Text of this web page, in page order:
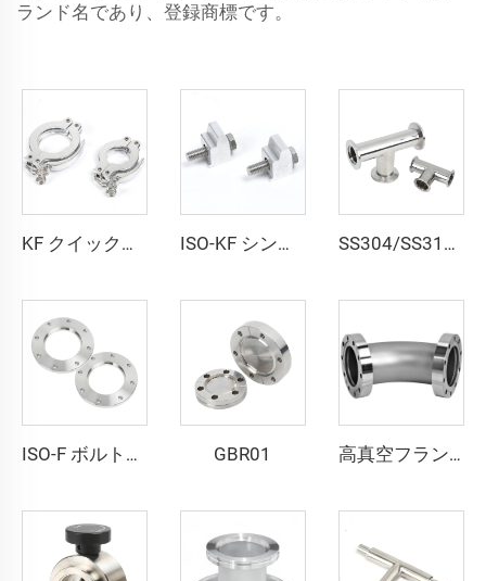
ランド名であり、登録商標です。
KF クイッククランプリング KF16/KF25/KF40/KF50 アルミニウム 真空継手 NW25/NW40 高品質クランプフランジ 半導体用 ISO-KF シングルアルミクランプフランジ 爪付き M6 真空片側継手 KF10-50 高品質真空クランプ NW16-50 SS304/SS316L 真空継手 NW/KF ステンレス鋼 3方向 NW16-NW50 ステンレス等分 Tee KF16/KF25/KF40 フランジ 半導体用
ISO-F ボルト付きボア加工済みフランジ ISO63-ISO500 ステンレス鋼真空ブランクフランジ SS304 SS316L CNC加工 真空継手 半導体用 GBR01 高真空フランジ ステンレス鋼製 SS304 SS316L CF 90度エルボ 回転式ベンド CF16-CF100 フランジ 通孔 3/4"-4" パイプ継手